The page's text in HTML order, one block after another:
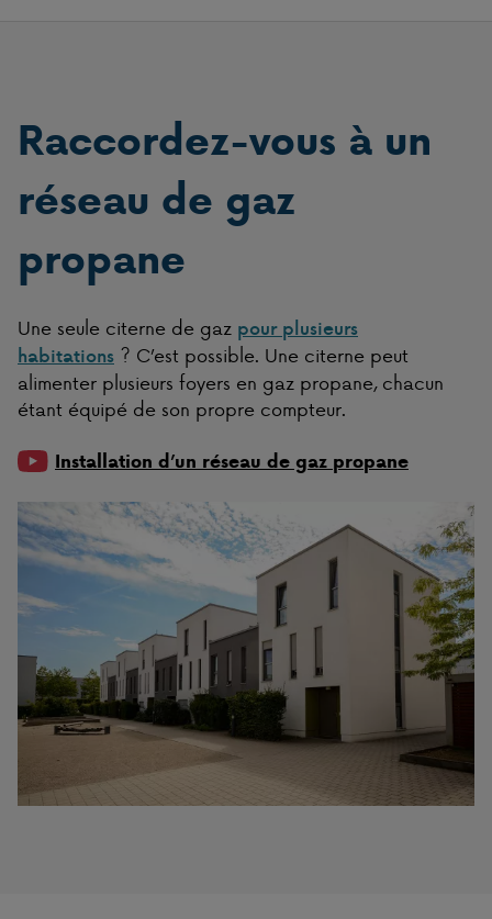
Raccordez-vous à un
réseau de gaz
propane
Une seule citerne de gaz pour plusieurs
habitations ? C’est possible. Une citerne peut
alimenter plusieurs foyers en gaz propane, chacun
étant équipé de son propre compteur.
Installation d’un réseau de gaz propane